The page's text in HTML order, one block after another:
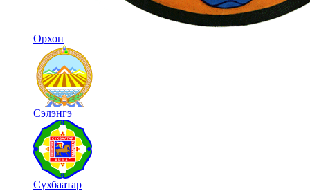
Орхон
Сэлэнгэ
Сүхбаатар